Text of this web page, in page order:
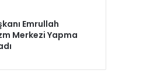
Emrullah
Merkezi Yapma